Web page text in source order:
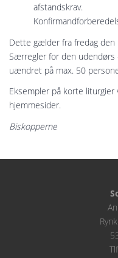
afstandskrav.
Dette gælder fra fredag
Særregler for den
uændret på max. 50
Eksempler på korte
hjemmesider.
Biskopperne